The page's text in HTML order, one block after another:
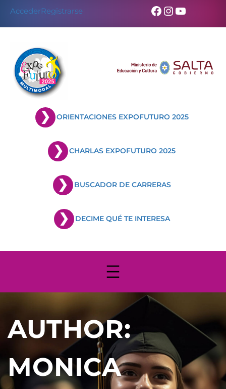
content
AccederRegistrarse Facebook
Instagram
YouTube
ORIENTACIONES EXPOFUTURO 2025
CHARLAS EXPOFUTURO 2025
BUSCADOR DE CARRERAS
DECIME QUÉ TE INTERESA
AUTHOR:
MONICA